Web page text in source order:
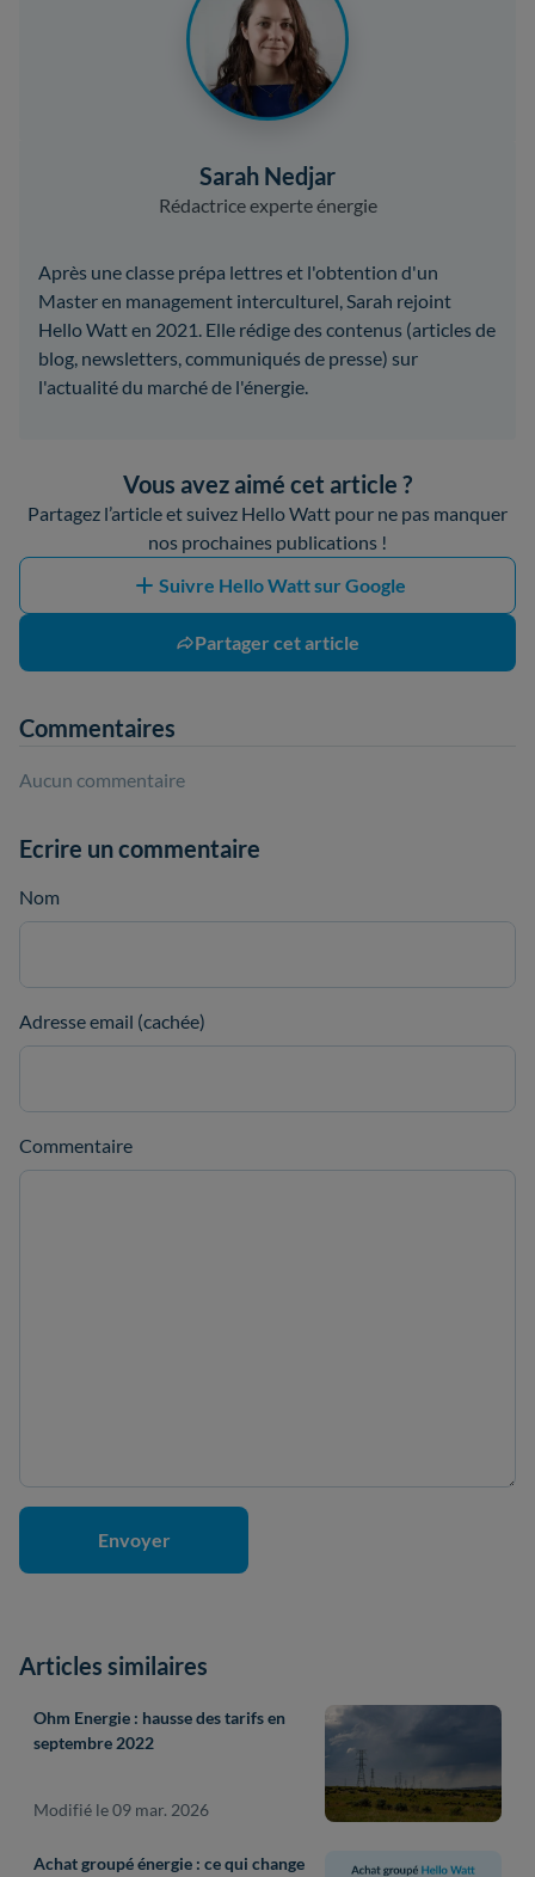
Sarah Nedjar
Rédactrice experte énergie
Après une classe prépa lettres et l'obtention d'un
Master en management interculturel, Sarah rejoint
Hello Watt en 2021. Elle rédige des contenus (articles de
blog, newsletters, communiqués de presse) sur
l'actualité du marché de l'énergie.
Vous avez aimé cet article ?
Partagez l’article et suivez Hello Watt pour ne pas manquer
nos prochaines publications !
Suivre Hello Watt sur Google
Partager cet article
Commentaires
Aucun commentaire
Ecrire un commentaire
Nom
Adresse email (cachée)
Commentaire
Articles similaires
Ohm Energie : hausse des tarifs en
septembre 2022
Modifié le 09 mar. 2026
Achat groupé énergie : ce qui change